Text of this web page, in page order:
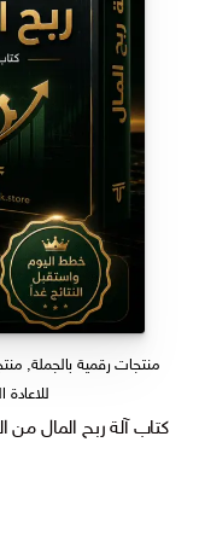
منتجات رقمية بالجملة,
للاعادة
كتاب آلة ربح المال من